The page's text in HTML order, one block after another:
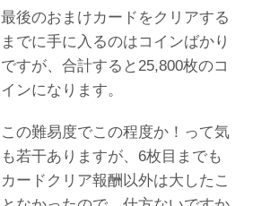
最後のおまけカードをクリアする
までに手に入るのはコインばかり
ですが、合計すると25,800枚のコ
インになります。
この難易度でこの程度か！って気
も若干ありますが、6枚目までも
カードクリア報酬以外は大したこ